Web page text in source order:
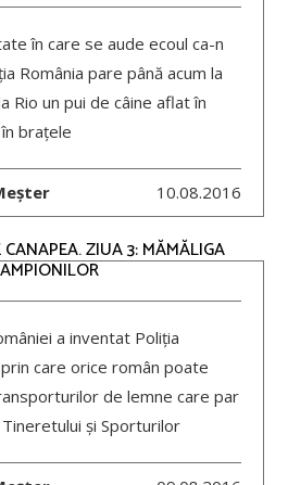
în care se aude ecoul ca-n
România pare până acum la
Rio un pui de câine aflat în
brațele
10.08.2016
ZIUA 3: MĂMĂLIGA
a inventat Poliția
care orice român poate
de lemne care par
și Sporturilor